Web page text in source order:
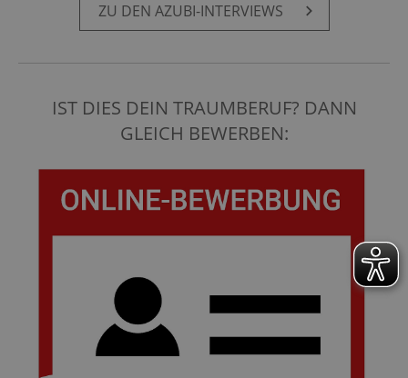
ZU DEN AZUBI-IN­TER­VIEWS
IST DIES DEIN TRAUMBERUF? DANN
GLEICH BEWERBEN: